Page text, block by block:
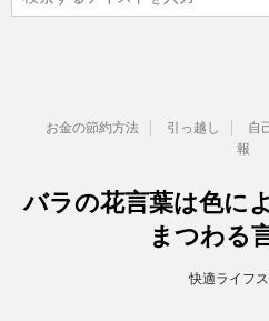
お金の節約方法 引っ越し 自
報
バラの花言葉は色に
まつわる
快適ライフ